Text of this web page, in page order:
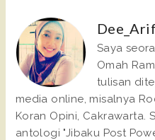
Dee_Arif
Saya
Omah
tulisan
media online, misalnya
Koran Opini, Cakrawarta.
antologi "Jibaku Post